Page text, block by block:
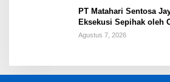
PT Matahari Sentosa
Eksekusi Sepihak oleh
Agustus 7, 2026